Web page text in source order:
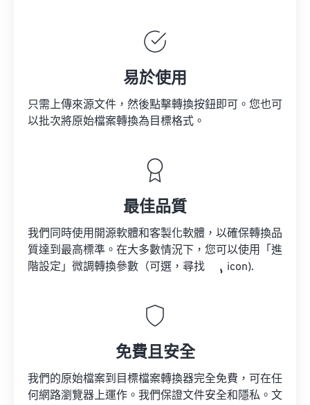
易於使用
只需上傳來源文件，然後點擊轉換按鈕即可。您也可
以批次將原始檔案轉換為目標格式。
最佳品質
我們同時使用開源軟體和客製化軟體，以確保轉換品
質達到最高標準。在大多數情況下，您可以使用「進
階設定」微調轉換參數（可選，尋找
icon).
免費且安全
我們的原始檔案到目標檔案轉換器完全免費，可在任
何網路瀏覽器上運作。我們保證文件安全和隱私。文